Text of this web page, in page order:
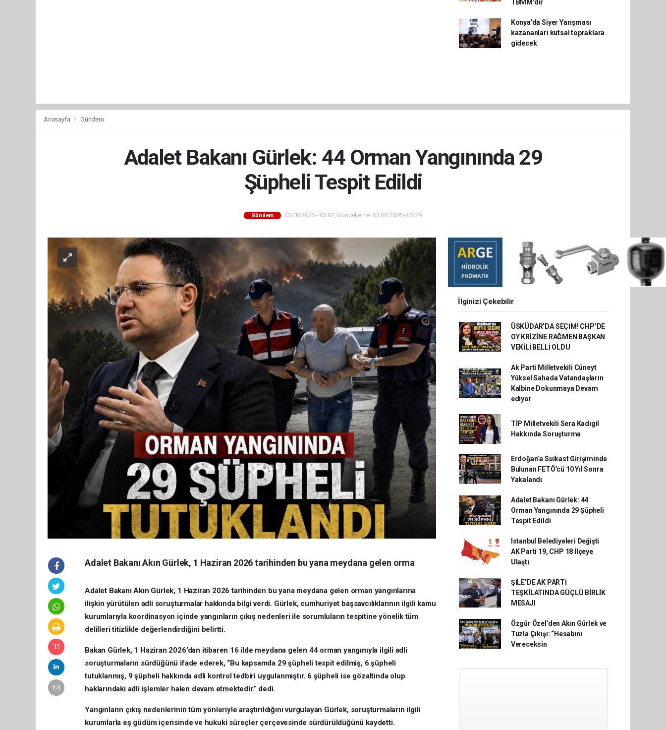
TBMM'dir
Konya’da Siyer Yarışması
kazananları kutsal topraklara
gidecek
Anasayfa Gündem
Adalet Bakanı Gürlek: 44 Orman Yangınında 29
Şüpheli Tespit Edildi
Gündem 03.08.2026 - 03:02, Güncelleme: 03.08.2026 - 03:29
Adalet Bakanı Akın Gürlek, 1 Haziran 2026 tarihinden bu yana meydana gelen orma
Adalet Bakanı Akın Gürlek, 1 Haziran 2026 tarihinden bu yana meydana gelen orman yangınlarına
ilişkin yürütülen adli soruşturmalar hakkında bilgi verdi. Gürlek, cumhuriyet başsavcılıklarının ilgili kamu
kurumlarıyla koordinasyon içinde yangınların çıkış nedenleri ile sorumluların tespitine yönelik tüm
delilleri titizlikle değerlendirdiğini belirtti.
Bakan Gürlek, 1 Haziran 2026’dan itibaren 16 ilde meydana gelen 44 orman yangınıyla ilgili adli
soruşturmaların sürdüğünü ifade ederek, “Bu kapsamda 29 şüpheli tespit edilmiş, 6 şüpheli
tutuklanmış, 9 şüpheli hakkında adli kontrol tedbiri uygulanmıştır. 6 şüpheli ise gözaltında olup
haklarındaki adli işlemler halen devam etmektedir.” dedi.
Yangınların çıkış nedenlerinin tüm yönleriyle araştırıldığını vurgulayan Gürlek, soruşturmaların ilgili
kurumlarla eş güdüm içerisinde ve hukuki süreçler çerçevesinde sürdürüldüğünü kaydetti.
İlginizi Çekebilir
ÜSKÜDAR’DA SEÇİM! CHP’DE
OY KRİZİNE RAĞMEN BAŞKAN
VEKİLİ BELLİ OLDU
Ak Parti Milletvekili Cüneyt
Yüksel Sahada Vatandaşların
Kalbine Dokunmaya Devam
ediyor
TİP Milletvekili Sera Kadıgil
Hakkında Soruşturma
Erdoğan’a Suikast Girişiminde
Bulunan FETÖ’cü 10 Yıl Sonra
Yakalandı
Adalet Bakanı Gürlek: 44
Orman Yangınında 29 Şüpheli
Tespit Edildi
Istanbul Belediyeleri Değişti
AK Parti 19, CHP 18 İlçeye
Ulaştı
ŞİLE’DE AK PARTİ
TEŞKİLATINDA GÜÇLÜ BİRLİK
MESAJI
Özgür Özel’den Akın Gürlek ve
Tuzla Çıkışı: “Hesabını
Vereceksin